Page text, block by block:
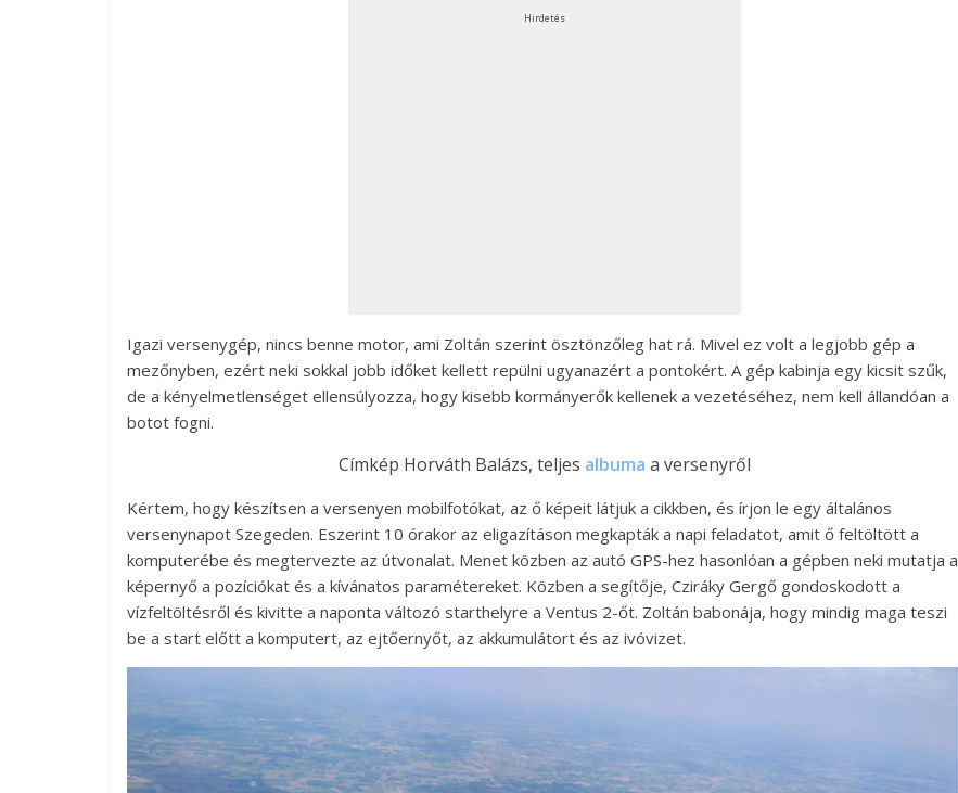
Hirdetés
Igazi versenygép, nincs benne motor, ami Zoltán szerint ösztönzőleg hat rá. Mivel ez volt a legjobb gép a
mezőnyben, ezért neki sokkal jobb időket kellett repülni ugyanazért a pontokért. A gép kabinja egy kicsit szűk,
de a kényelmetlenséget ellensúlyozza, hogy kisebb kormányerők kellenek a vezetéséhez, nem kell állandóan a
botot fogni.
Címkép Horváth Balázs, teljes albuma a versenyről
Kértem, hogy készítsen a versenyen mobilfotókat, az ő képeit látjuk a cikkben, és írjon le egy általános
versenynapot Szegeden. Eszerint 10 órakor az eligazításon megkapták a napi feladatot, amit ő feltöltött a
komputerébe és megtervezte az útvonalat. Menet közben az autó GPS-hez hasonlóan a gépben neki mutatja a
képernyő a pozíciókat és a kívánatos paramétereket. Közben a segítője, Cziráky Gergő gondoskodott a
vízfeltöltésről és kivitte a naponta változó starthelyre a Ventus 2-őt. Zoltán babonája, hogy mindig maga teszi
be a start előtt a komputert, az ejtőernyőt, az akkumulátort és az ivóvizet.